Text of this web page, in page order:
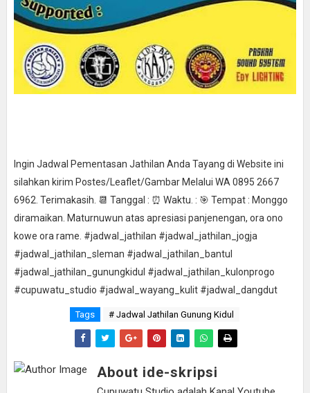
Ingin Jadwal Pementasan Jathilan Anda Tayang di Website ini
silahkan kirim Postes/Leaflet/Gambar Melalui WA 0895 2667
6962. Terimakasih. 📆 Tanggal : ⏰ Waktu. : 🎯 Tempat : Monggo
diramaikan. Maturnuwun atas apresiasi panjenengan, ora ono
kowe ora rame. #jadwal_jathilan #jadwal_jathilan_jogja
#jadwal_jathilan_sleman #jadwal_jathilan_bantul
#jadwal_jathilan_gunungkidul #jadwal_jathilan_kulonprogo
#cupuwatu_studio #jadwal_wayang_kulit #jadwal_dangdut
Tags # Jadwal Jathilan Gunung Kidul
About ide-skripsi